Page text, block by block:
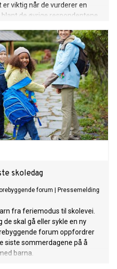
viktig når de vurderer en
de øvrige respondentene.
skoledag
forum Pressemelding
fra feriemodus til skolevei.
skal gå eller sykle en ny
forum oppfordrer
siste sommerdagene på å
barna.